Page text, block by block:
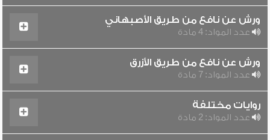
ورش عن نافع من طريق الأصبهاني
عدد المواد: 4 مادة
ورش عن نافع من طريق الأزرق
عدد المواد: 7 مادة
روايات مختلفة
عدد المواد: 2 مادة